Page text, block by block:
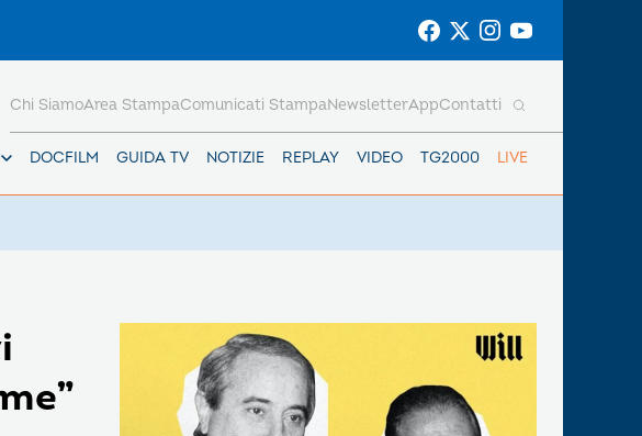
DOCFILM GUIDA TV NOTIZIE REPLAY VIDEO TG2000 LIVE
Chi SiamoArea StampaComunicati StampaNewsletterAppContatti